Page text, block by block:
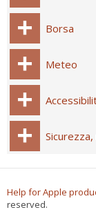
Borsa
Meteo
Help for Apple
reserved.